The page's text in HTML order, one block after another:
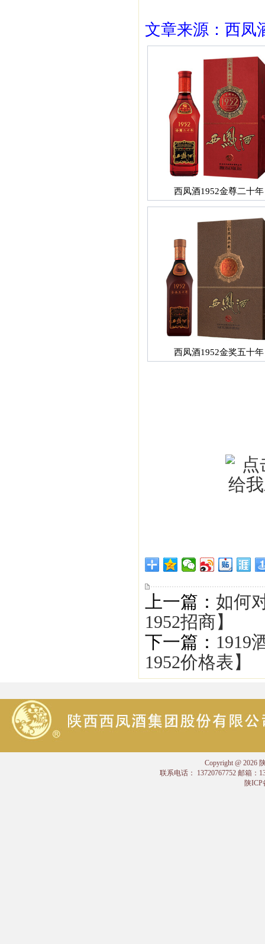
文章来源：西凤
西凤酒1952金尊二十年
西凤酒1952金奖五十年
上一篇： 如何
1952招商】
下一篇： 1919
1952价格表】
Copyright @ 2026
联系电话： 13720767752 邮箱：
陕ICP